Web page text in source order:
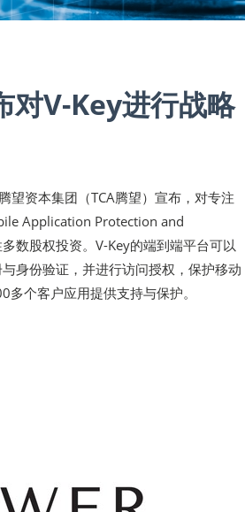
V-Key进行战略
望资本集团（TCA腾望）宣布，对专注
Application Protection and
数股权投资。V-Key的端到端平台可以
身份验证，并进行访问授权，保护移动
个客户应用提供支持与保护。